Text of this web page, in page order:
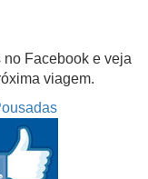
Facebook e veja
viagem.